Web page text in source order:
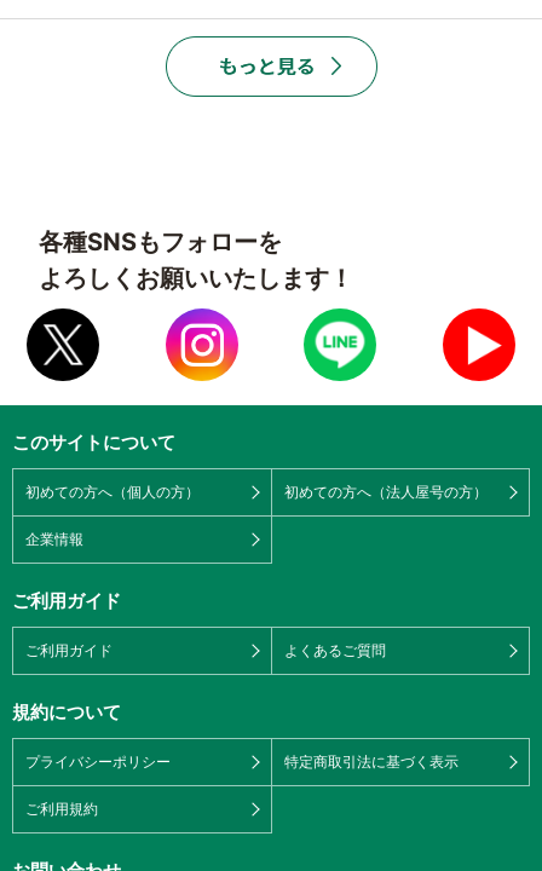
各種SNSもフォローを
よろしくお願いいたします！
このサイトについて
初めての方へ（個人の方） 初めての方へ（法人屋号の方）
企業情報
ご利用ガイド
ご利用ガイド よくあるご質問
規約について
プライバシーポリシー 特定商取引法に基づく表示
ご利用規約